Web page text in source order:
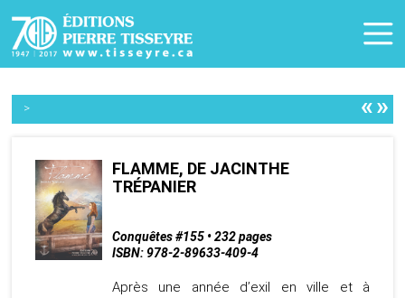
> «»
FLAMME, DE JACINTHE
TRÉPANIER
Conquêtes #155 • 232 pages
ISBN: 978-2-89633-409-4
Après une année d’exil en ville et à